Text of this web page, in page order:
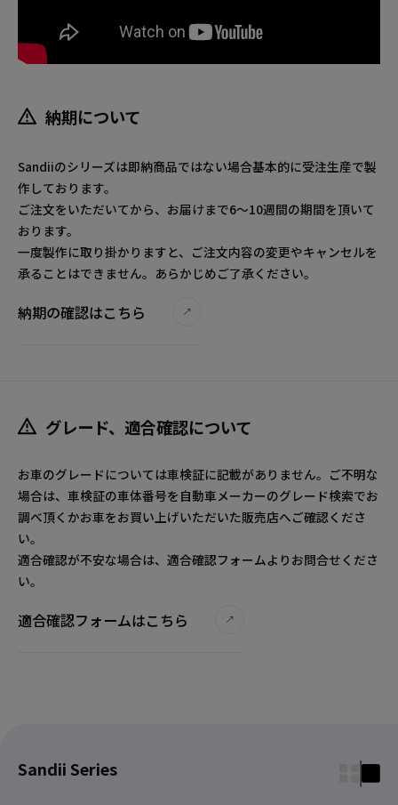
納期について
Sandiiのシリーズは即納商品ではない場合基本的に受注生産で製
作しております。
ご注文をいただいてから、お届けまで6～10週間の期間を頂いて
おります。
一度製作に取り掛かりますと、ご注文内容の変更やキャンセルを
承ることはできません。あらかじめご了承ください。
納期の確認はこちら
グレード、適合確認について
お車のグレードについては車検証に記載がありません。ご不明な
場合は、車検証の車体番号を自動車メーカーのグレード検索でお
調べ頂くかお車をお買い上げいただいた販売店へご確認くださ
い。
適合確認が不安な場合は、適合確認フォームよりお問合せくださ
い。
適合確認フォームはこちら
Sandii Series